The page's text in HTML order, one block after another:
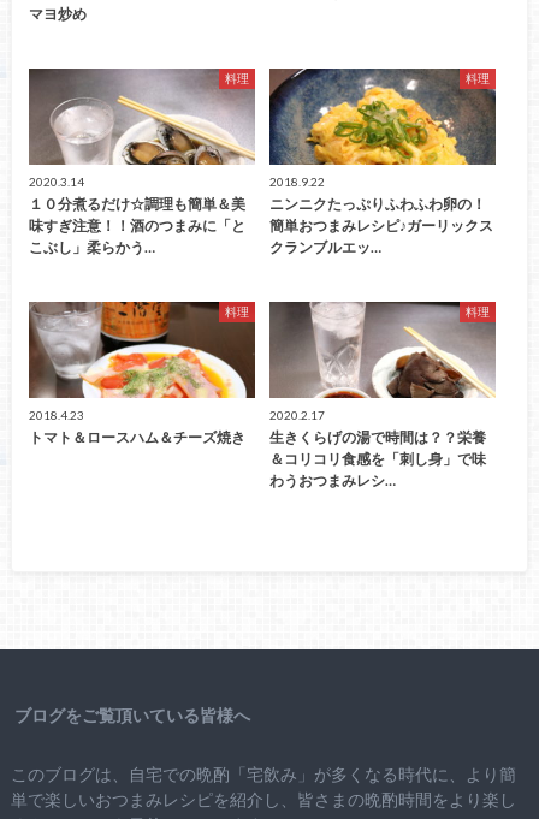
マヨ炒め
料理
2020.3.14
１０分煮るだけ☆調理も簡単＆美
味すぎ注意！！酒のつまみに「と
こぶし」柔らかう…
料理
2018.9.22
ニンニクたっぷりふわふわ卵の！
簡単おつまみレシピ♪ガーリックス
クランブルエッ…
料理
2018.4.23
トマト＆ロースハム＆チーズ焼き
料理
2020.2.17
生きくらげの湯で時間は？？栄養
＆コリコリ食感を「刺し身」で味
わうおつまみレシ…
ブログをご覧頂いている皆様へ
このブログは、自宅での晩酌「宅飲み」が多くなる時代に、より簡
単で楽しいおつまみレシピを紹介し、皆さまの晩酌時間をより楽し